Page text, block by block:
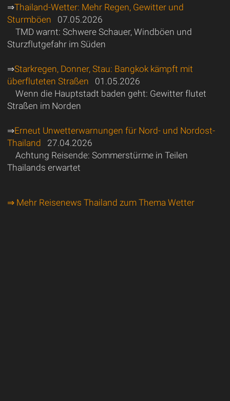
⇒Thailand-Wetter: Mehr Regen, Gewitter und
Sturmböen 07.05.2026
TMD warnt: Schwere Schauer, Windböen und
Sturzflutgefahr im Süden
⇒Starkregen, Donner, Stau: Bangkok kämpft mit
überfluteten Straßen 01.05.2026
Wenn die Hauptstadt baden geht: Gewitter flutet
Straßen im Norden
⇒Erneut Unwetterwarnungen für Nord- und Nordost-
Thailand 27.04.2026
Achtung Reisende: Sommerstürme in Teilen
Thailands erwartet
⇒ Mehr Reisenews Thailand zum Thema Wetter